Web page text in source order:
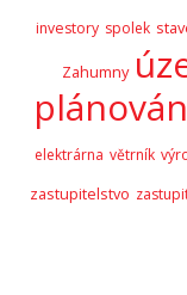
investory spolek
Zahumny
elektrárna větrník
zastupitelstvo